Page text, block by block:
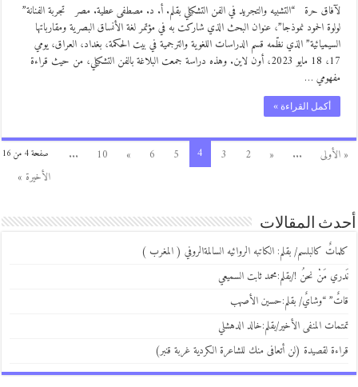
لآفاق حرة “التشبيه والتجريد في الفن التشكيلي بقلم. أ. د. مصطفى عطية. مصر تجربة الفنانة”
لولوة الحمود نموذجا”، عنوان البحث الذي شاركت به في مؤتمر لغة الأنساق البصرية ومقارباتها
السيميائية” الذي نظّمه قسم الدراسات اللغوية والترجمية في بيت الحكمة، بغداد، العراق، يومي
17، 18 مايو 2023، أون لاين. وهذه دراسة جمعت البلاغة بالفن التشكيلي، من حيث قراءة
مفهومي …
أكمل القراءة »
صفحة 4 من 16 « الأولى ...
«
2
3
4
5
6
»
10
...
الأخيرة »
أحدث المقالات
كلماتٌ كالبلسم/ بقلم: الكاتبه الروائيه السالمةالروفي ( المغرب )
نَدري مَنْ نحنُ !/بقلم:محمد ثابت السميعي
قاتٌ” “وشايٌ/ بقلم:حسين الأصهب
تمتمات المنفى الأخير/بقلم:خالد الدهشلي
قراءة لقصيدة (لن أتعافى منك للشاعرة الكردية غربة قنبر)